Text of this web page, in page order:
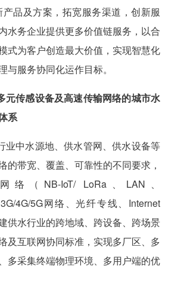
产品及方案，拓宽服务渠道，创新服
水务企业提供更多价值链服务，以合
式为客户创造最大价值，实现智慧化
与服务协同化运作目标。
元传感设备及高速传输网络的城市水
系
业中水源地、供水管网、供水设备等
的带宽、覆盖、可靠性的不同要求，
（NB-IoT/ LoRa、LAN、
4G/5G网络、光纤专线、Internet
供水行业的跨地域、跨设备、跨场景
及互联网协同标准，实现多厂区、多
多采集终端物理环境、多用户端的优